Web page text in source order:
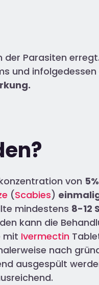
Parasiten
und
von 5%
(Scabies)
mindestens 8-12
kann die
mit Ivermectin
nach
ausgespült